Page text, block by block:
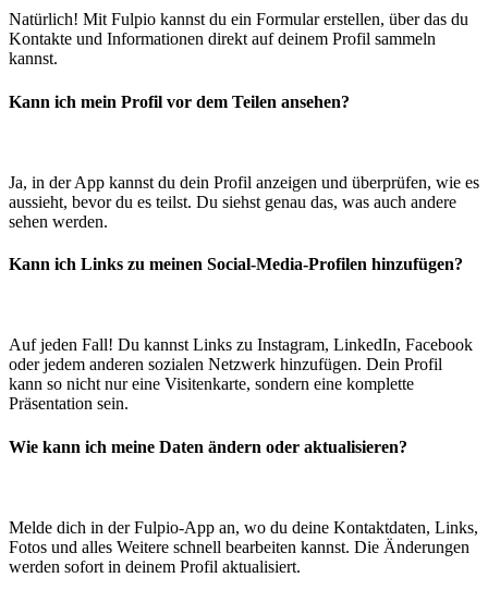
Natürlich! Mit Fulpio kannst du ein Formular erstellen, über das du
Kontakte und Informationen direkt auf deinem Profil sammeln
kannst.
Kann ich mein Profil vor dem Teilen ansehen?
Ja, in der App kannst du dein Profil anzeigen und überprüfen, wie es
aussieht, bevor du es teilst. Du siehst genau das, was auch andere
sehen werden.
Kann ich Links zu meinen Social-Media-Profilen hinzufügen?
Auf jeden Fall! Du kannst Links zu Instagram, LinkedIn, Facebook
oder jedem anderen sozialen Netzwerk hinzufügen. Dein Profil
kann so nicht nur eine Visitenkarte, sondern eine komplette
Präsentation sein.
Wie kann ich meine Daten ändern oder aktualisieren?
Melde dich in der Fulpio-App an, wo du deine Kontaktdaten, Links,
Fotos und alles Weitere schnell bearbeiten kannst. Die Änderungen
werden sofort in deinem Profil aktualisiert.